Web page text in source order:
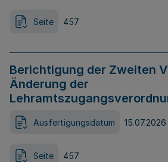
Seite 457
Berichtigung der Zweiten
Änderung der
Ausfertigungsdatum 15.07.2026
Seite 457